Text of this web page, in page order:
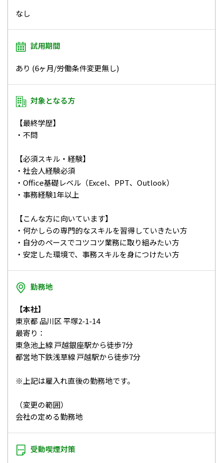
なし
試用期間
あり (6ヶ月/労働条件変更無し)
対象となる方
【最終学歴】
・不問
【必須スキル・経験】
・社会人経験必須
・Office基礎レベル（Excel、PPT、Outlook）
・事務経験1年以上
【こんな方に向いています】
・何かしらの専門的なスキルを習得していきたい方
・自分のペースでコツコツ業務に取り組みたい方
・安定した環境で、事務スキルを身につけたい方
勤務地
【本社】
東京都 品川区 平塚2-1-14
最寄り：
東急池上線 戸越銀座駅から徒歩7分
都営地下鉄浅草線 戸越駅から徒歩7分
※上記は雇入れ直後の勤務地です。
（変更の範囲）
会社の定める勤務地
受動喫煙対策